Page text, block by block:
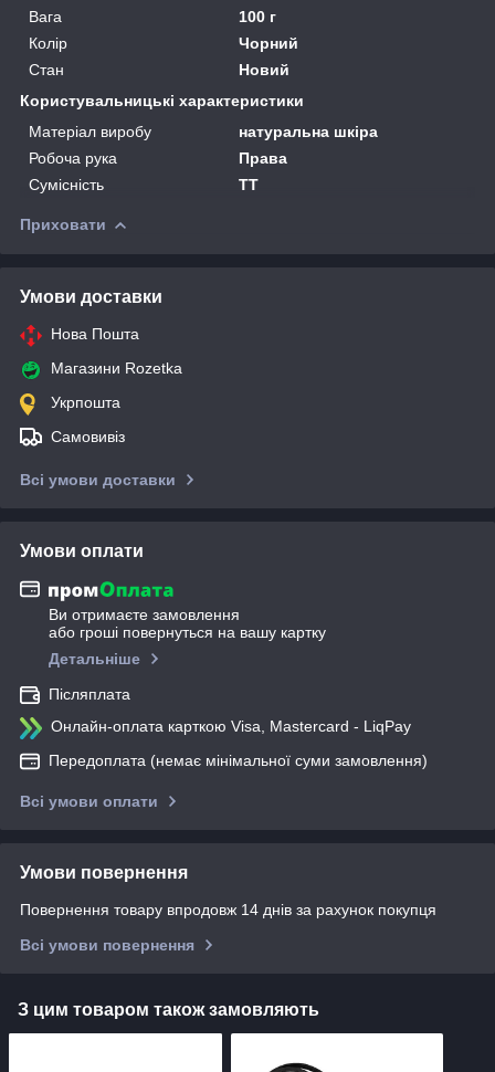
Вага
100 г
Колір
Чорний
Стан
Новий
Користувальницькі характеристики
Матеріал виробу
натуральна шкіра
Робоча рука
Права
Сумісність
ТТ
Приховати
Умови доставки
Нова Пошта
Магазини Rozetka
Укрпошта
Самовивіз
Всі умови доставки
Умови оплати
Ви отримаєте замовлення
або гроші повернуться на вашу картку
Детальніше
Післяплата
Онлайн-оплата карткою Visa, Mastercard - LiqPay
Передоплата (немає мінімальної суми замовлення)
Всі умови оплати
Умови повернення
Повернення товару впродовж 14 днів за рахунок покупця
Всі умови повернення
З цим товаром також замовляють